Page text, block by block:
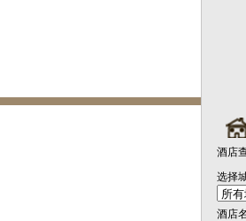
酒店
选择
酒店